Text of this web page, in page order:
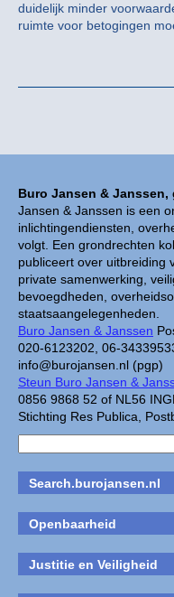
Buro Jansen &
Jansen & Janssen is een
inlichtingendiensten,
volgt. Een grondrechten
publiceert over uitbreiding
private samenwerking,
bevoegdheden,
staatsaangelegenheden.
Buro Jansen & Janssen
020-6123202, 06-
info@burojansen.nl (pgp)
Steun Buro Jansen &
0856 9868 52 of NL56
Stichting Res Publica,
Search.burojansen.nl
Openbaarheid
Justitie en Veiligheid
duidelijk minder
ruimte voor betogingen